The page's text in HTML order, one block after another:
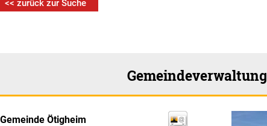
<< zurück zur Suche
Gemeindeverwaltung
Gemeinde Ötigheim